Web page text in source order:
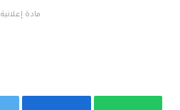
مادة إعلانية